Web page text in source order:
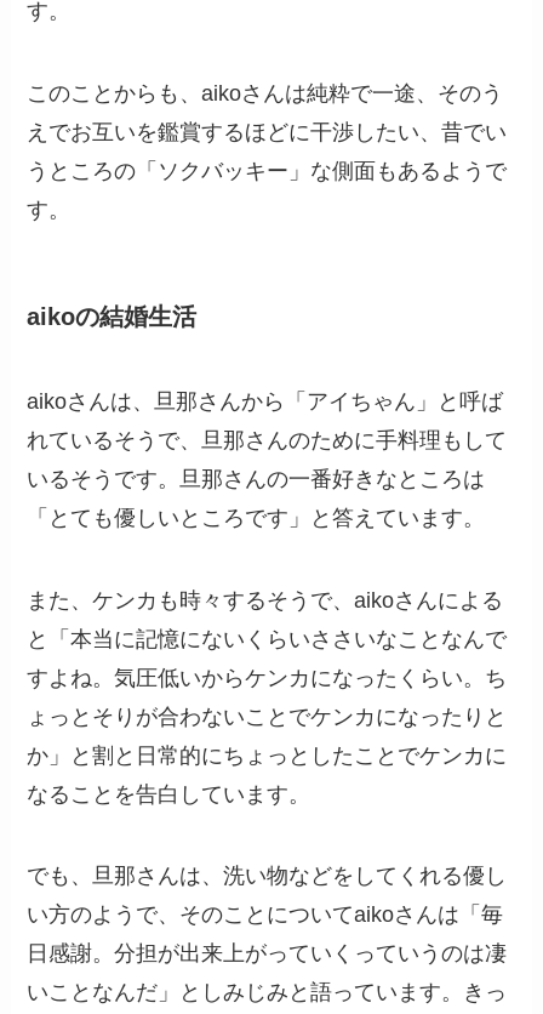
す。
このことからも、aikoさんは純粋で一途、そのう
えでお互いを鑑賞するほどに干渉したい、昔でい
うところの「ソクバッキー」な側面もあるようで
す。
aikoの結婚生活
aikoさんは、旦那さんから「アイちゃん」と呼ば
れているそうで、旦那さんのために手料理もして
いるそうです。旦那さんの一番好きなところは
「とても優しいところです」と答えています。
また、ケンカも時々するそうで、aikoさんによる
と「本当に記憶にないくらいささいなことなんで
すよね。気圧低いからケンカになったくらい。ち
ょっとそりが合わないことでケンカになったりと
か」と割と日常的にちょっとしたことでケンカに
なることを告白しています。
でも、旦那さんは、洗い物などをしてくれる優し
い方のようで、そのことについてaikoさんは「毎
日感謝。分担が出来上がっていくっていうのは凄
いことなんだ」としみじみと語っています。きっ